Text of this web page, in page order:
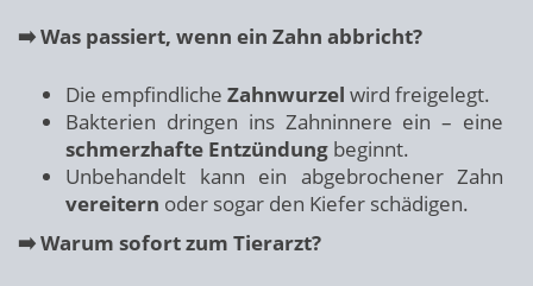
➡️ Was passiert, wenn ein Zahn abbricht?
Die empfindliche Zahnwurzel wird freigelegt.
Bakterien dringen ins Zahninnere ein – eine
schmerzhafte Entzündung beginnt.
Unbehandelt kann ein abgebrochener Zahn
vereitern oder sogar den Kiefer schädigen.
➡️ Warum sofort zum Tierarzt?